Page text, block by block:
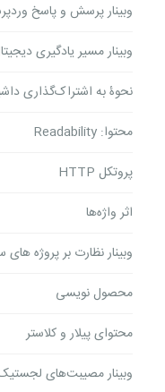
وبینار پرسش و پاسخ وردپرس با
وبینار مسیر یادگیری
نحوۀ به اشتراک‌گذاری
محتوا: Readability
پروتکل HTTP
اثر واژه‌ها
وبینار نظارت بر پروژه های
محصول نویسی
محتوای پیلار و کلاستر
وبینار مصیبت‌های لجستیک